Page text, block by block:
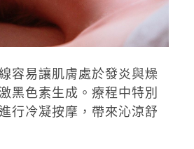
容易讓肌膚處於發炎與燥
黑色素生成。療程中特別
行冷凝按摩，帶來沁涼舒